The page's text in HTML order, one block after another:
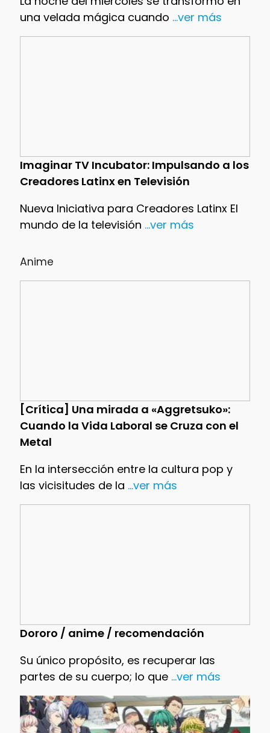
una velada mágica cuando ...ver más
Imaginar TV Incubator: Impulsando a los
Creadores Latinx en Televisión
Nueva Iniciativa para Creadores Latinx El
mundo de la televisión ...ver más
Anime
[Crítica] Una mirada a «Aggretsuko»:
Cuando la Vida Laboral se Cruza con el
Metal
En la intersección entre la cultura pop y
las vicisitudes de la ...ver más
Dororo / anime / recomendación
Su único propósito, es recuperar las
partes de su cuerpo; lo que...ver más